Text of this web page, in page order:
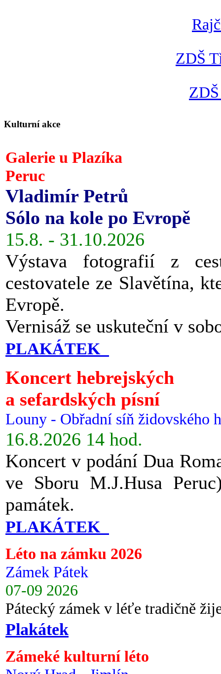
ZDŠ
Kulturní akce
Galerie u Plazíka
Peruc
Vladimír Petrů
Sólo na kole po Evropě
15.8. - 31.10.2026
Výstava fotografií z
cestovatele ze Slavětína,
Evropě.
Vernisáž se uskuteční v
PLAKÁTEK
Koncert hebrejských
a sefardských písní
Louny - Obřadní síň židovského
16.8.2026 14 hod.
Koncert v podání Dua
ve Sboru M.J.Husa
památek.
PLAKÁTEK
Léto na zámku 2026
Zámek Pátek
07-09 2026
Pátecký zámek v léťe tradičně
Plakátek
Zámeké kulturní léto